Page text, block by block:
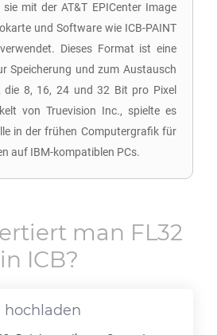
mit der AT&T EPICenter Image
und Software wie ICB-PAINT
Dieses Format ist eine
Speicherung und zum Austausch
die 8, 16, 24 und 32 Bit pro Pixel
von Truevision Inc., spielte es
in der frühen Computergrafik für
auf IBM-kompatiblen PCs.
man FL32
in ICB?
hochladen